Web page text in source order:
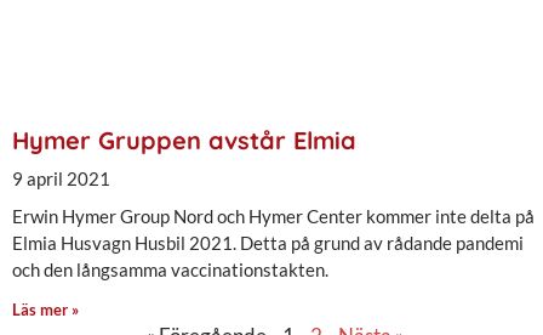
Hymer Gruppen avstår Elmia
9 april 2021
Erwin Hymer Group Nord och Hymer Center kommer inte delta på
Elmia Husvagn Husbil 2021. Detta på grund av rådande pandemi
och den långsamma vaccinationstakten.
Läs mer »